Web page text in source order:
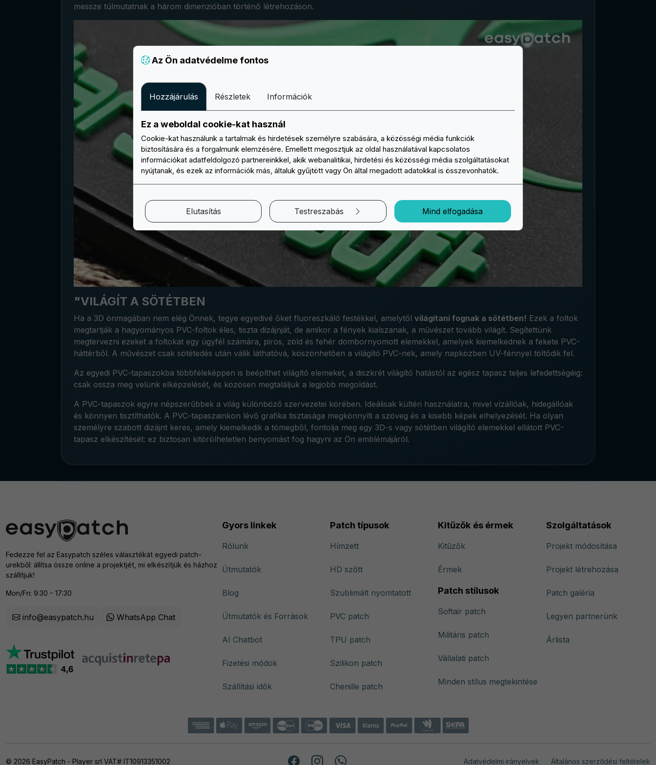
messze túlmutatnak a három dimenzióban történő létrehozáson.
"VILÁGÍT A SÖTÉTBEN
Ha a 3D önmagában nem elég Önnek, tegye egyedivé őket fluoreszkáló festékkel, amelytől világítani fognak a sötétben! Ezek a foltok
megtartják a hagyományos PVC-foltok éles, tiszta dizájnját, de amikor a fények kialszanak, a művészet tovább világít. Segítettünk
megtervezni ezeket a foltokat egy ügyfél számára, piros, zöld és fehér dombornyomott elemekkel, amelyek kiemelkednek a fekete PVC-
háttérből. A művészet csak sötétedés után válik láthatóvá, köszönhetően a világító PVC-nek, amely napközben UV-fénnyel töltődik fel.
Az egyedi PVC-tapaszokba többféleképpen is beépíthet világító elemeket, a diszkrét világító hatástól az egész tapasz teljes lefedettségéig:
csak ossza meg velünk elképzelését, és közösen megtaláljuk a legjobb megoldást.
A PVC-tapaszok egyre népszerűbbek a világ különböző szervezetei körében. Ideálisak kültéri használatra, mivel vízállóak, hidegállóak
és könnyen tisztíthatók. A PVC-tapaszainkon lévő grafika tisztasága megkönnyíti a szöveg és a kisebb képek elhelyezését. Ha olyan
személyre szabott dizájnt keres, amely kiemelkedik a tömegből, fontolja meg egy 3D-s vagy sötétben világító elemekkel ellátott PVC-
tapasz elkészítését: ez biztosan kitörölhetetlen benyomást fog hagyni az Ön emblémájáról.
Fedezze fel az Easypatch széles választékát egyedi patch-
urekből: állítsa össze online a projektjét, mi elkészítjük és házhoz
szállítjuk!
Mon/Fri: 9:30 - 17:30
info@easypatch.hu WhatsApp Chat
Gyors linkek
Rólunk
Útmutatók
Blog
Útmutatók és Források
AI Chatbot
Fizetési módok
Szállítási idők
Patch típusok
Hímzett
HD szőtt
Szublimált nyomtatott
PVC patch
TPU patch
Szilikon patch
Chenille patch
Kitűzők és érmek
Kitűzők
Érmek
Patch stílusok
Softair patch
Militáris patch
Vállalati patch
Minden stílus megtekintése
Szolgáltatások
Projekt módosítása
Projekt létrehozása
Patch galéria
Legyen partnerünk
Árlista
© 2026 EasyPatch - Player srl VAT# IT10913351002 Adatvédelmi irányelvek Általános szerződési feltételek
Az Ön adatvédelme fontos
Hozzájárulás Részletek Információk
Ez a weboldal cookie-kat használ
Cookie-kat használunk a tartalmak és hirdetések személyre szabására, a közösségi média funkciók
biztosítására és a forgalmunk elemzésére. Emellett megosztjuk az oldal használatával kapcsolatos
információkat adatfeldolgozó partnereinkkel, akik webanalitikai, hirdetési és közösségi média szolgáltatásokat
nyújtanak, és ezek az információk más, általuk gyűjtött vagy Ön által megadott adatokkal is összevonhatók.
Mind elfogadása
Testreszabás
Elutasítás